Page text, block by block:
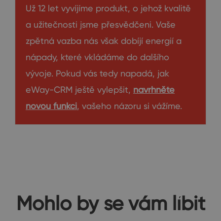
Už 12 let vyvíjíme produkt, o jehož kvalitě
a užitečnosti jsme přesvědčeni. Vaše
zpětná vazba nás však dobíjí energií a
nápady, které vkládáme do dalšího
vývoje. Pokud vás tedy napadá, jak
eWay-CRM ještě vylepšit, navrhněte
novou funkci, vašeho názoru si vážíme.
Mohlo by se vám líbit